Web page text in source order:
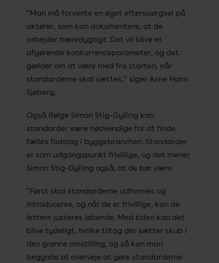
”Man må forvente en øget efterspørgsel på
aktører, som kan dokumentere, at de
arbejder bæredygtigt. Det vil blive et
afgørende konkurrenceparameter, og det
gælder om at være med fra starten, når
standarderne skal sættes,” siger Anne Holm
Sjøberg.
Også ifølge Simon Stig-Gylling kan
standarder være nødvendige for at finde
fælles fodslag i byggebranchen. Standarder
er som udgangspunkt frivillige, og det mener
Simon Stig-Gylling også, at de bør være.
”Først skal standarderne udformes og
introduceres, og når de er frivillige, kan de
lettere justeres løbende. Med tiden kan det
blive tydeligt, hvilke tiltag der sætter skub i
den grønne omstilling, og så kan man
begynde at overveje at gøre standarderne